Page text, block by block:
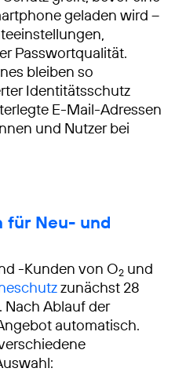
geladen wird –
Passwortqualität.
bleiben so
Identitätsschutz
E-Mail-Adressen
und Nutzer bei
für Neu- und
-Kunden von O2 und
zunächst 28
Nach Ablauf der
automatisch.